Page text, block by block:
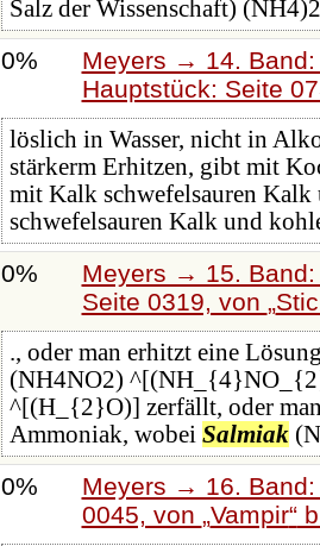
Salz der Wissenschaft)
0%
Meyers → 14.
Hauptstück: Seite
löslich in Wasser, nicht in
stärkerm Erhitzen, gibt mit
mit Kalk schwefelsauren
schwefelsauren Kalk und
0%
Meyers → 15.
Seite 0319, von
., oder man erhitzt eine
(NH4NO2)
^[(H_{2}O)] zerfällt, oder
Ammoniak, wobei Salmiak
0%
Meyers → 16.
0045, von Vampir